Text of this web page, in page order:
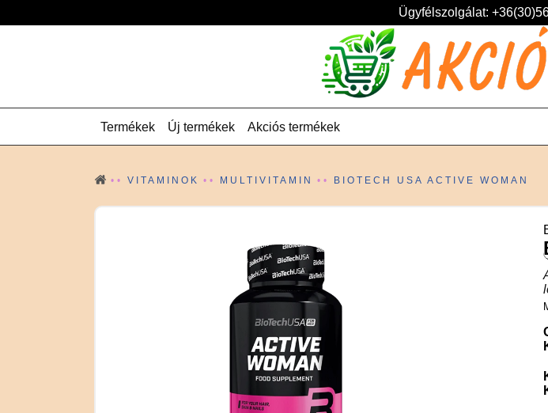
Ügyfélszolgálat:
Termékek Új termékek Akciós termékek
VITAMINOK MULTIVITAMIN BIOTECH USA ACTIVE WOMAN